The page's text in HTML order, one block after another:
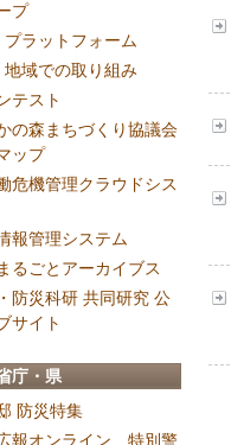
プ
プラットフォーム
域での取り組み
テスト
の森まちづくり協議会
ップ
危機管理クラウドシス
報管理システム
るごとアーカイブス
防災科研 共同研究 公
サイト
庁・県
防災特集
報オンライン 特別警